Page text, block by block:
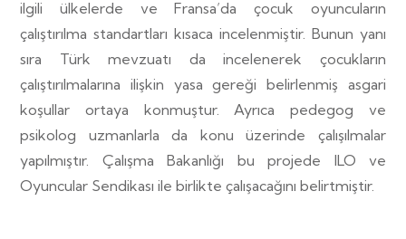
ilgili ülkelerde ve Fransa’da çocuk oyuncuların
çalıştırılma standartları kısaca incelenmiştir. Bunun yanı
sıra Türk mevzuatı da incelenerek çocukların
çalıştırılmalarına ilişkin yasa gereği belirlenmiş asgari
koşullar ortaya konmuştur. Ayrıca pedegog ve
psikolog uzmanlarla da konu üzerinde çalışılmalar
yapılmıştır. Çalışma Bakanlığı bu projede ILO ve
Oyuncular Sendikası ile birlikte çalışacağını belirtmiştir.